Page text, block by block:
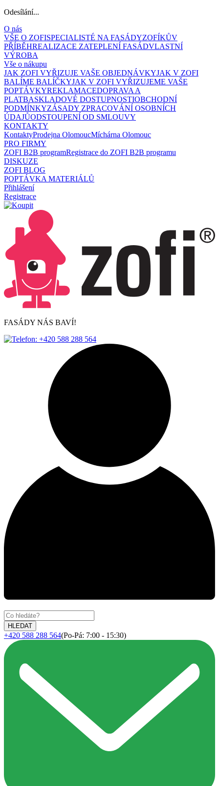
Odesílání...
O nás
VŠE O ZOFISPECIALISTÉ NA FASÁDYZOFÍKŮV
PŘÍBĚHREALIZACE ZATEPLENÍ FASÁDVLASTNÍ
VÝROBA
Vše o nákupu
JAK ZOFI VYŘIZUJE VAŠE OBJEDNÁVKYJAK V ZOFI
BALÍME BALÍČKYJAK V ZOFI VYŘIZUJEME VAŠE
POPTÁVKYREKLAMACEDOPRAVA A
PLATBASKLADOVÉ DOSTUPNOSTIOBCHODNÍ
PODMÍNKYZÁSADY ZPRACOVÁNÍ OSOBNÍCH
ÚDAJŮODSTOUPENÍ OD SMLOUVY
KONTAKTY
KontaktyProdejna OlomoucMíchárna Olomouc
PRO FIRMY
ZOFI B2B programRegistrace do ZOFI B2B programu
DISKUZE
ZOFI BLOG
POPTÁVKA MATERIÁLŮ
Přihlášení
Registrace
FASÁDY NÁS BAVÍ!
+420 588 288 564(Po-Pá: 7:00 - 15:30)